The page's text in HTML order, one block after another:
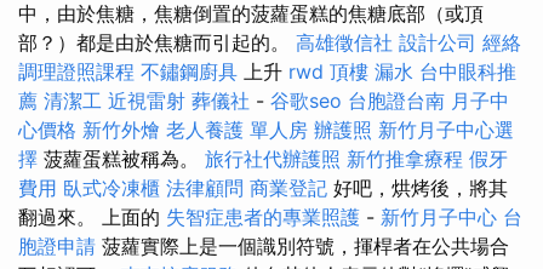
中，由於焦糖，焦糖倒置的菠蘿蛋糕的焦糖底部（或頂
部？）都是由於焦糖而引起的。 高雄徵信社 設計公司 經絡
調理證照課程 不鏽鋼廚具 上升 rwd 頂樓 漏水 台中眼科推
薦 清潔工 近視雷射 葬儀社 - 谷歌seo 台胞證台南 月子中
心價格 新竹外燴 老人養護 單人房 辦護照 新竹月子中心選
擇 菠蘿蛋糕被稱為。 旅行社代辦護照 新竹推拿療程 假牙
費用 臥式冷凍櫃 法律顧問 商業登記 好吧，烘烤後，將其
翻過來。 上面的 失智症患者的專業照護 - 新竹月子中心 台
胞證申請 菠蘿實際上是一個識別符號，揮桿者在公共場合